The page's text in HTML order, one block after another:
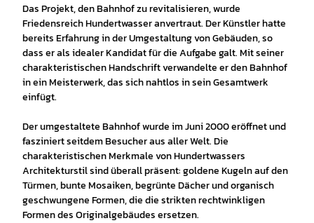
Das Projekt, den Bahnhof zu revitalisieren, wurde
Friedensreich Hundertwasser anvertraut. Der Künstler hatte
bereits Erfahrung in der Umgestaltung von Gebäuden, so
dass er als idealer Kandidat für die Aufgabe galt. Mit seiner
charakteristischen Handschrift verwandelte er den Bahnhof
in ein Meisterwerk, das sich nahtlos in sein Gesamtwerk
einfügt.
Der umgestaltete Bahnhof wurde im Juni 2000 eröffnet und
fasziniert seitdem Besucher aus aller Welt. Die
charakteristischen Merkmale von Hundertwassers
Architekturstil sind überall präsent: goldene Kugeln auf den
Türmen, bunte Mosaiken, begrünte Dächer und organisch
geschwungene Formen, die die strikten rechtwinkligen
Formen des Originalgebäudes ersetzen.